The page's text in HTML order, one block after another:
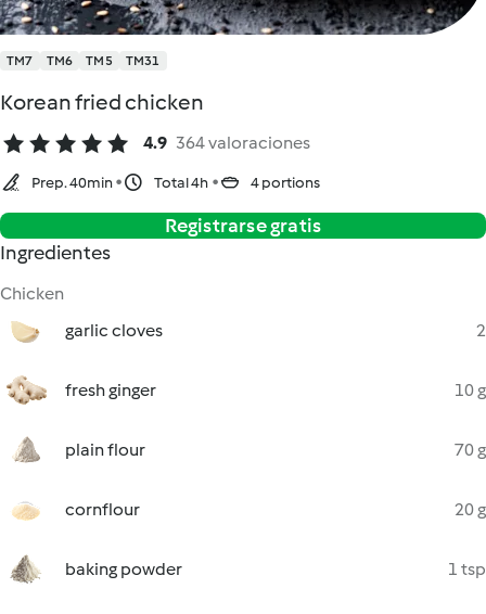
TM7 TM6 TM5 TM31
Korean fried chicken
4.9 364 valoraciones
Prep. 40min Total 4h 4 portions
Registrarse gratis
Ingredientes
Chicken
garlic cloves
2
fresh ginger 10 g
plain flour 70 g
cornflour 20 g
baking powder 1 tsp